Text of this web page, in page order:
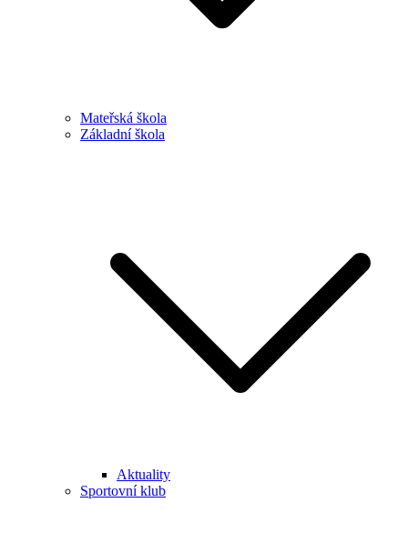
Mateřská škola
Základní škola
Aktuality
Sportovní klub